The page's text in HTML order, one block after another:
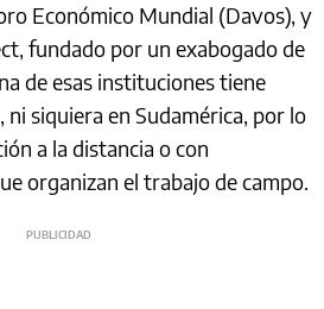
Económico Mundial (Davos), y
fundado por un exabogado de
de esas instituciones tiene
siquiera en Sudamérica, por lo
a la distancia o con
organizan el trabajo de campo.